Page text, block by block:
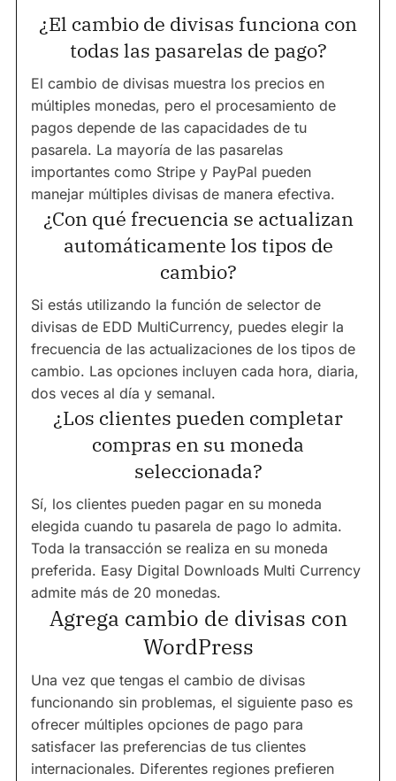
¿El cambio de divisas funciona con
todas las pasarelas de pago?
El cambio de divisas muestra los precios en
múltiples monedas, pero el procesamiento de
pagos depende de las capacidades de tu
pasarela. La mayoría de las pasarelas
importantes como Stripe y PayPal pueden
manejar múltiples divisas de manera efectiva.
¿Con qué frecuencia se actualizan
automáticamente los tipos de
cambio?
Si estás utilizando la función de selector de
divisas de EDD MultiCurrency, puedes elegir la
frecuencia de las actualizaciones de los tipos de
cambio. Las opciones incluyen cada hora, diaria,
dos veces al día y semanal.
¿Los clientes pueden completar
compras en su moneda
seleccionada?
Sí, los clientes pueden pagar en su moneda
elegida cuando tu pasarela de pago lo admita.
Toda la transacción se realiza en su moneda
preferida. Easy Digital Downloads Multi Currency
admite más de 20 monedas.
Agrega cambio de divisas con
WordPress
Una vez que tengas el cambio de divisas
funcionando sin problemas, el siguiente paso es
ofrecer múltiples opciones de pago para
satisfacer las preferencias de tus clientes
internacionales. Diferentes regiones prefieren